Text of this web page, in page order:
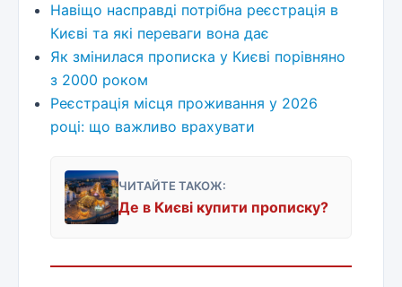
Навіщо насправді потрібна реєстрація в
Києві та які переваги вона дає
Як змінилася прописка у Києві порівняно
з 2000 роком
Реєстрація місця проживання у 2026
році: що важливо врахувати
ЧИТАЙТЕ ТАКОЖ:
Де в Києві купити прописку?